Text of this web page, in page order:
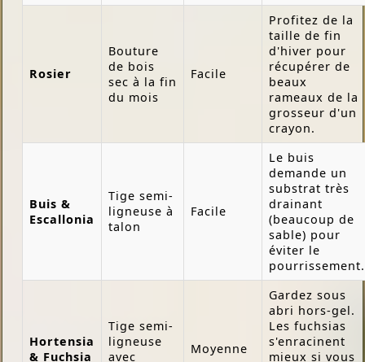
Rosier
Bouture
de bois
sec à la fin
du mois
Facile
Profitez de la
taille de fin
d'hiver pour
récupérer de
beaux
rameaux de la
grosseur d'un
crayon.
Buis &
Escallonia
Tige semi-
ligneuse à
talon
Facile
Le buis
demande un
substrat très
drainant
(beaucoup de
sable) pour
éviter le
pourrissement.
Hortensia
& Fuchsia
Tige semi-
ligneuse
avec
Moyenne
Gardez sous
abri hors-gel.
Les fuchsias
s'enracinent
mieux si vous